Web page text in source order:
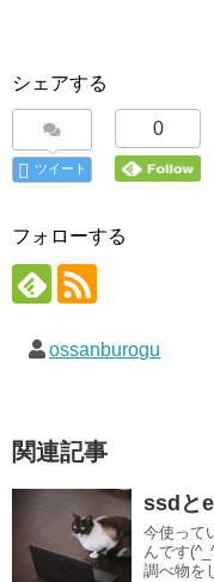
シェアする
ツイート
0
フォローする
ossanburogu
関連記事
ssdと
今使って
んです
調べ物を